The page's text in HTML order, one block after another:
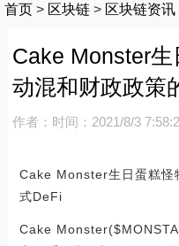
首页 > 区块链 > 区块链资讯
Cake Monster
动混和财政政策
作者： 时间：2021/8/3
Cake Monster生日蛋糕怪
式DeFi
Cake